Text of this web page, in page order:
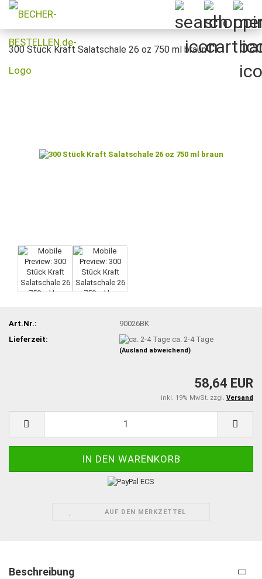
300 Stück Kraft Salatschale 26 oz 750 ml braun
Art.Nr.:
90026BK
Lieferzeit:
ca. 2-4 Tage
(Ausland abweichend)
58,64 EUR
inkl. 19% MwSt. zzgl. Versand
AUF DEN MERKZETTEL
Beschreibung